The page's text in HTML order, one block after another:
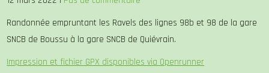
Randonnée empruntant les Ravels des lignes 98b et 98 de la gare
SNCB de Boussu à la gare SNCB de Quiévrain.
Impression et fichier GPX disponibles via Openrunner